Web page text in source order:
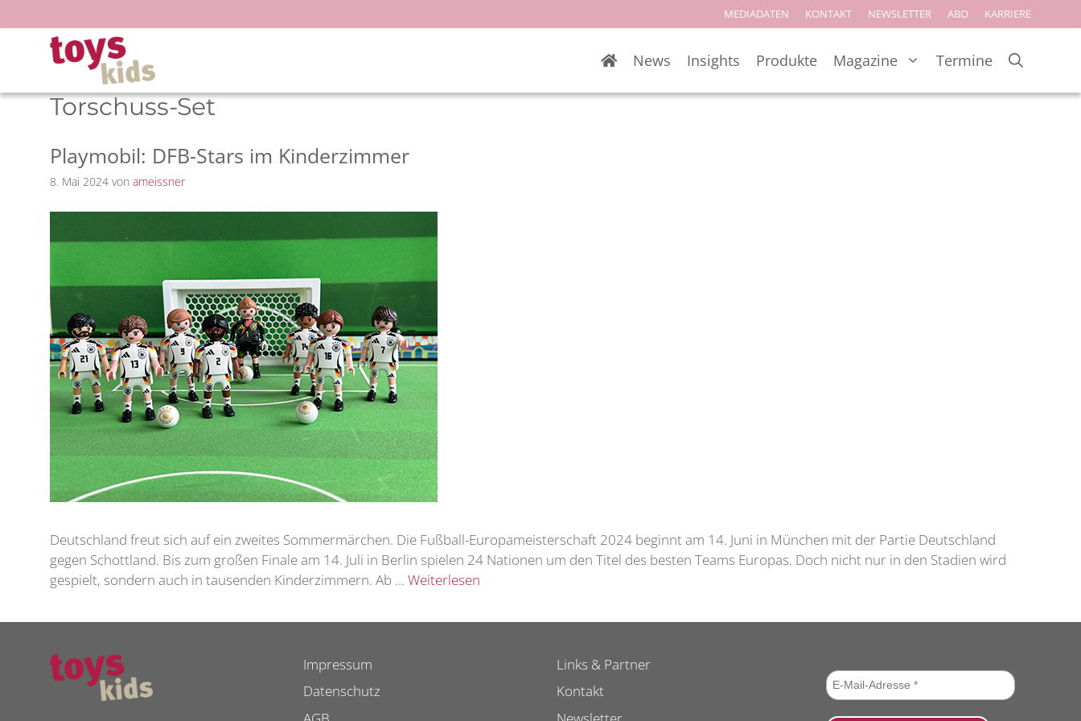
Inhalt
springen
MEDIADATEN KONTAKT NEWSLETTER ABO KARRIERE
News Insights Produkte Magazine Termine
Torschuss-Set
Playmobil: DFB-Stars im Kinderzimmer
8. Mai 2024 von ameissner
Deutschland freut sich auf ein zweites Sommermärchen. Die Fußball-Europameisterschaft 2024 beginnt am 14. Juni in München mit der Partie Deutschland
gegen Schottland. Bis zum großen Finale am 14. Juli in Berlin spielen 24 Nationen um den Titel des besten Teams Europas. Doch nicht nur in den Stadien wird
gespielt, sondern auch in tausenden Kinderzimmern. Ab … Weiterlesen
Impressum
Datenschutz
Links & Partner
Kontakt